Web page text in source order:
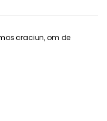
craciun, om de